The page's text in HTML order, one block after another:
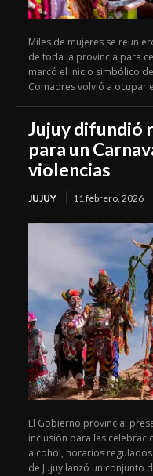
Miles de mujeres se
de toda la provincia para
marcó el inicio simbólico
Comadres volvió a ocupar
Jujuy difundió
para un
violencias
JUJUY 11 febrero, 2026
El Gobierno provincial
inclusión para las
alcohol, horarios
de Jujuy lanzó un conjunto